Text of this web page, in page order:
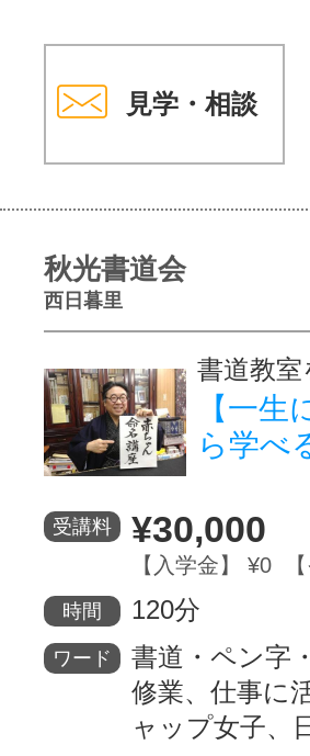
見学・相談
秋光書道会
西日暮里
書道教
【一
ら学べ
受講料 ¥30,000
【入学金】 ¥0
時間 120分
ワード
書道・ペン字
修業、仕事に
ャップ女子、